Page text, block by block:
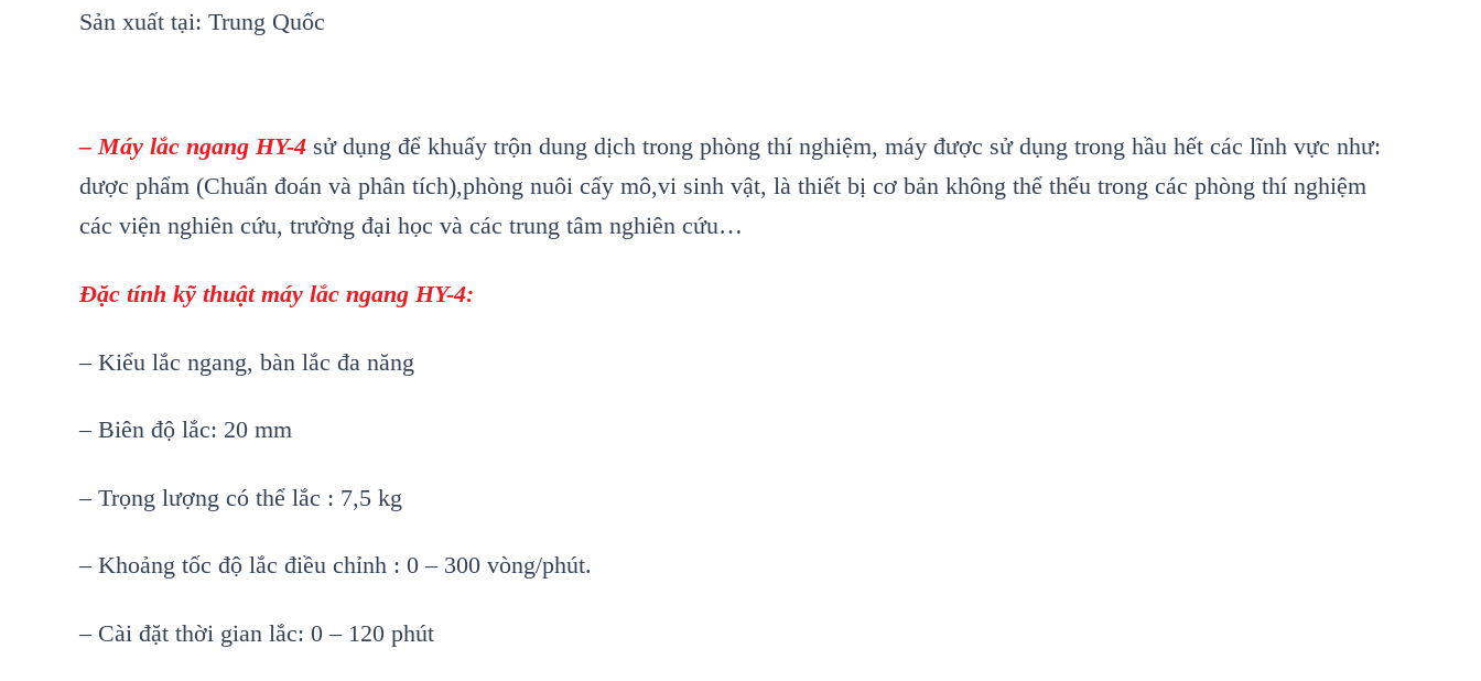
Sản xuất tại: Trung Quốc
– Máy lắc ngang HY-4 sử dụng để khuấy trộn dung dịch trong phòng thí nghiệm, máy được sử dụng trong hầu hết các lĩnh vực như:
dược phẩm (Chuẩn đoán và phân tích),phòng nuôi cấy mô,vi sinh vật, là thiết bị cơ bản không thể thếu trong các phòng thí nghiệm
các viện nghiên cứu, trường đại học và các trung tâm nghiên cứu…
Đặc tính kỹ thuật máy lắc ngang HY-4:
– Kiểu lắc ngang, bàn lắc đa năng
– Biên độ lắc: 20 mm
– Trọng lượng có thể lắc : 7,5 kg
– Khoảng tốc độ lắc điều chỉnh : 0 – 300 vòng/phút.
– Cài đặt thời gian lắc: 0 – 120 phút